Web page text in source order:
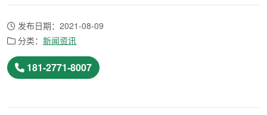
发布日期：2021-08-09
分类： 新闻资讯
181-2771-8007